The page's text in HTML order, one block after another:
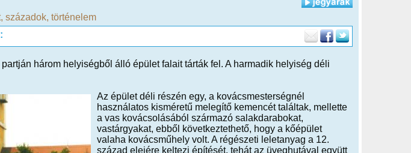
, századok, történelem
három helyiségből álló épület falait tárták fel. A harmadik helyiség déli
Az épület déli részén egy, a kovácsmesterségnél
használatos kisméretű melegítő kemencét találtak, mellette
a vas kovácsolásából származó salakdarabokat,
vastárgyakat, ebből következtethető, hogy a kőépület
valaha kovácsműhely volt. A régészeti leletanyag a 12.
század elejére keltezi építését, tehát az üveghutával együtt